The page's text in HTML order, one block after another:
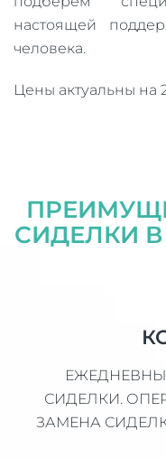
настоящей
человека.
Цены актуальны на
СИДЕЛКИ
СИДЕЛКИ.
ЗАМЕНА